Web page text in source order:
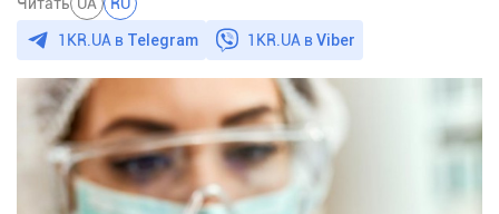
1KR.UA в Telegram 1KR.UA вViber